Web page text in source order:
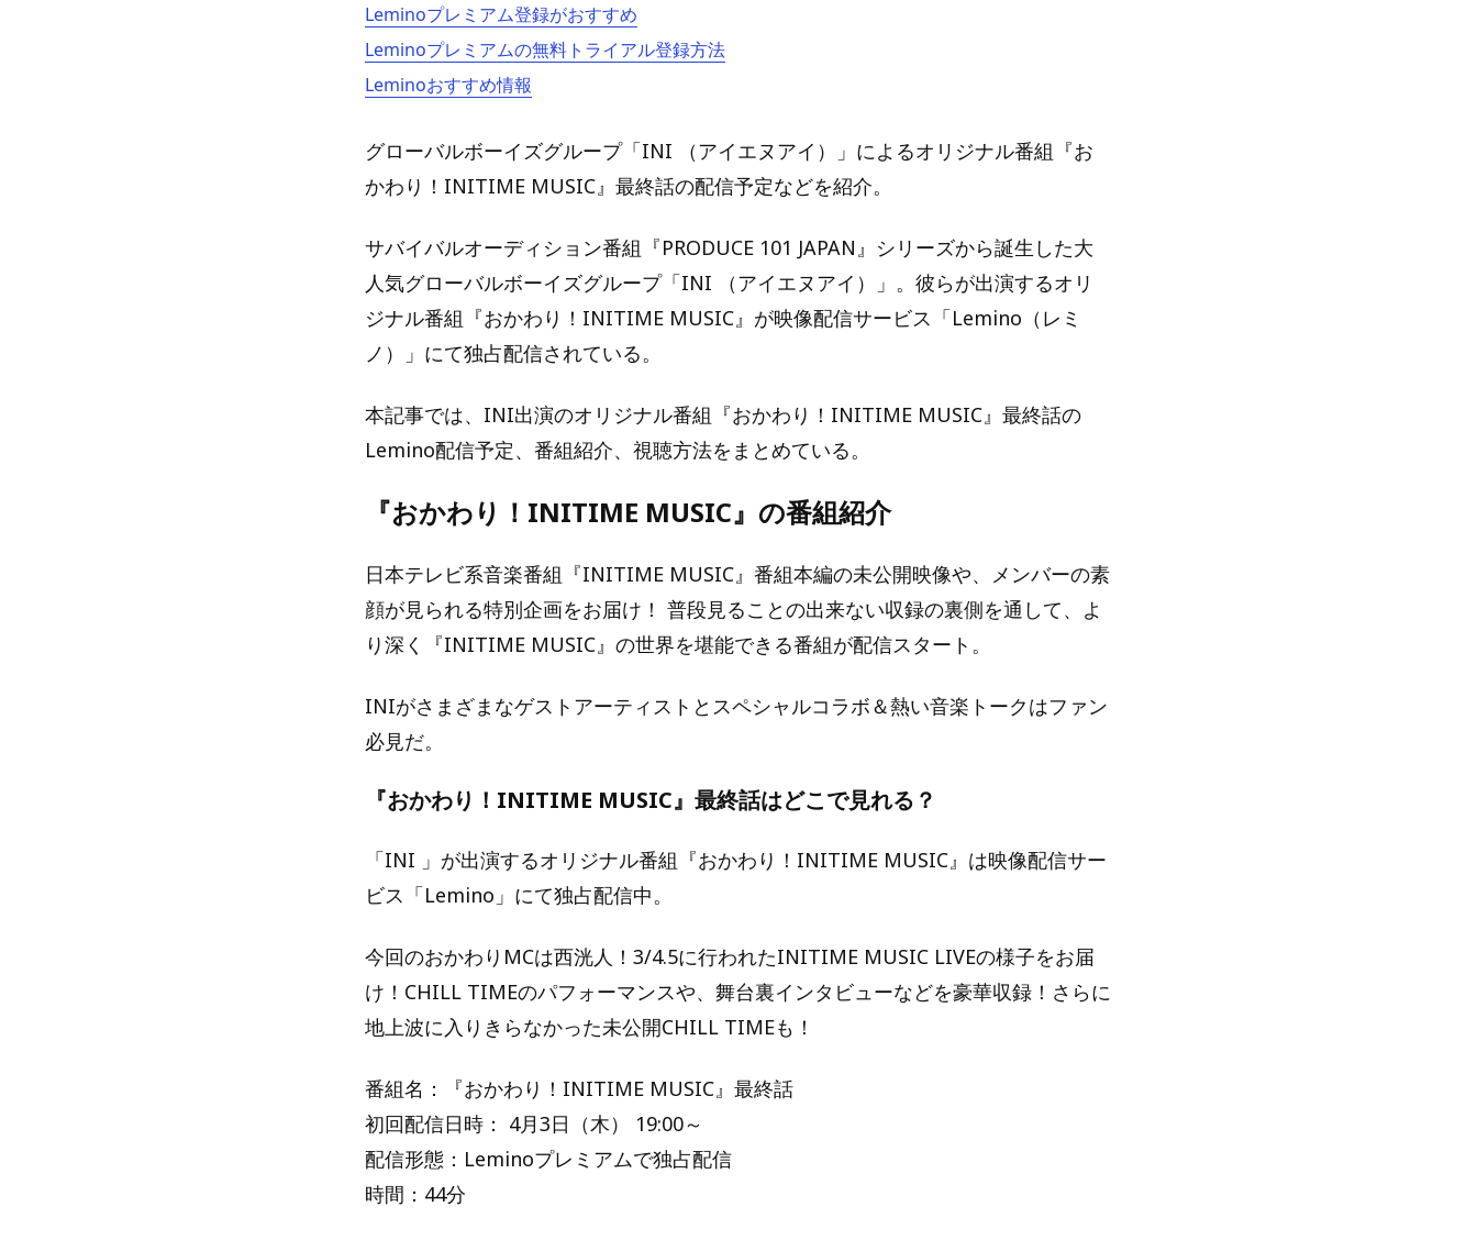
Leminoプレミアム登録がおすすめ
Leminoプレミアムの無料トライアル登録方法
Leminoおすすめ情報
グローバルボーイズグループ「INI （アイエヌアイ）」によるオリジナル番組『お
かわり！INITIME MUSIC』最終話の配信予定などを紹介。
サバイバルオーディション番組『PRODUCE 101 JAPAN』シリーズから誕生した大
人気グローバルボーイズグループ「INI （アイエヌアイ）」。彼らが出演するオリ
ジナル番組『おかわり！INITIME MUSIC』が映像配信サービス「Lemino（レミ
ノ）」にて独占配信されている。
本記事では、INI出演のオリジナル番組『おかわり！INITIME MUSIC』最終話の
Lemino配信予定、番組紹介、視聴方法をまとめている。
『おかわり！INITIME MUSIC』の番組紹介
日本テレビ系音楽番組『INITIME MUSIC』番組本編の未公開映像や、メンバーの素
顔が見られる特別企画をお届け！ 普段見ることの出来ない収録の裏側を通して、よ
り深く『INITIME MUSIC』の世界を堪能できる番組が配信スタート。
INIがさまざまなゲストアーティストとスペシャルコラボ＆熱い音楽トークはファン
必見だ。
『おかわり！INITIME MUSIC』最終話はどこで見れる？
「INI 」が出演するオリジナル番組『おかわり！INITIME MUSIC』は映像配信サー
ビス「Lemino」にて独占配信中。
今回のおかわりMCは西洸人！3/4.5に行われたINITIME MUSIC LIVEの様子をお届
け！CHILL TIMEのパフォーマンスや、舞台裏インタビューなどを豪華収録！さらに
地上波に入りきらなかった未公開CHILL TIMEも！
番組名：『おかわり！INITIME MUSIC』最終話
初回配信日時： 4月3日（木） 19:00～
配信形態：Leminoプレミアムで独占配信
時間：44分